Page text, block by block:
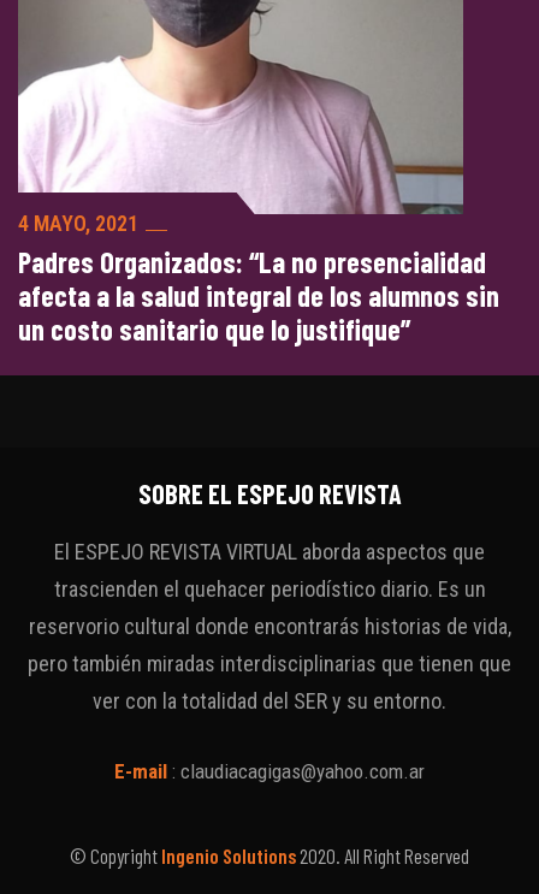
4 MAYO, 2021
Padres Organizados: “La no presencialidad
afecta a la salud integral de los alumnos sin
un costo sanitario que lo justifique”
SOBRE EL ESPEJO REVISTA
El ESPEJO REVISTA VIRTUAL aborda aspectos que
trascienden el quehacer periodístico diario. Es un
reservorio cultural donde encontrarás historias de vida,
pero también miradas interdisciplinarias que tienen que
ver con la totalidad del SER y su entorno.
E-mail : claudiacagigas@yahoo.com.ar
© Copyright Ingenio Solutions 2020. All Right Reserved